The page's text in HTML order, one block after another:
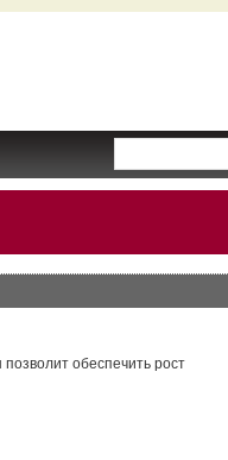
обеспечить рост